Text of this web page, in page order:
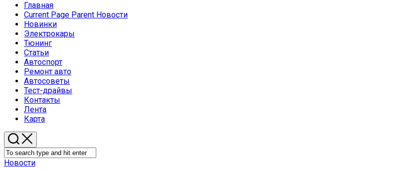
Главная
Current Page Parent Новости
Новинки
Электрокары
Тюнинг
Статьи
Автоспорт
Ремонт авто
Автосоветы
Тест-драйвы
Контакты
Лента
Карта
Новости